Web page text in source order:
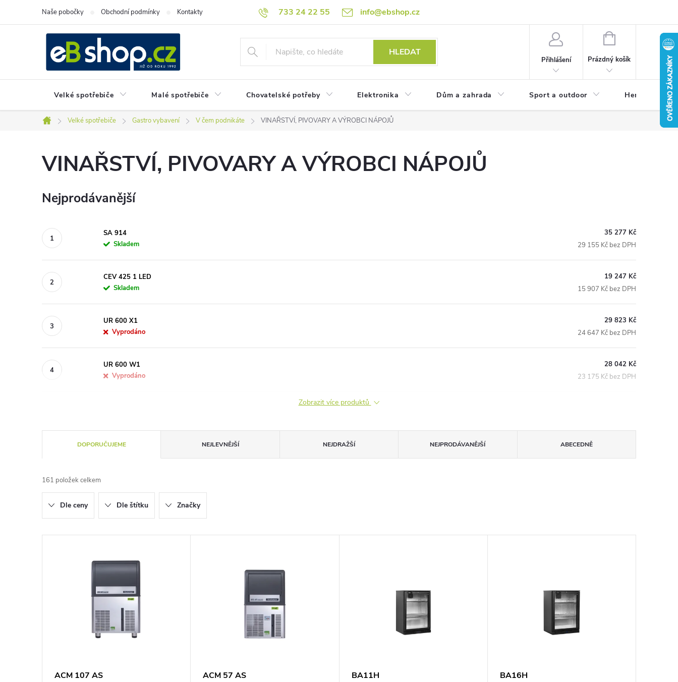
733 24 22 55 info@ebshop.cz
Naše pobočky Obchodní podmínky Kontakty
HLEDAT
Přihlášení
NÁKUPNÍ
Prázdný košík
Velké spotřebiče Malé spotřebiče Chovatelské potřeby Elektronika Dům a zahrada Sport a outdoor Herní zóna
Domů
Velké spotřebiče Gastro vybavení V čem podnikáte VINAŘSTVÍ, PIVOVARY A VÝROBCI NÁPOJŮ
VINAŘSTVÍ, PIVOVARY A VÝROBCI NÁPOJŮ
Nejprodávanější
SA 914
Skladem
35 277 Kč
29 155 Kč bez DPH
CEV 425 1 LED
Skladem
19 247 Kč
15 907 Kč bez DPH
UR 600 X1
Vyprodáno
29 823 Kč
24 647 Kč bez DPH
UR 600 W1
Vyprodáno
28 042 Kč
23 175 Kč bez DPH
Zobrazit více produktů
a
z
e
n
DOPORUČUJEME NEJLEVNĚJŠÍ NEJDRAŽŠÍ NEJPRODÁVANĚJŠÍ ABECEDNĚ
161 položek celkem
Dle ceny Dle štítku Značky
ACM 107 AS ACM 57 AS BA11H BA16H